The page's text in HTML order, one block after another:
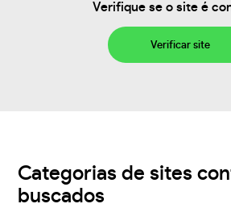
Verifique se o site é
Verificar site
Categorias de sites
buscados